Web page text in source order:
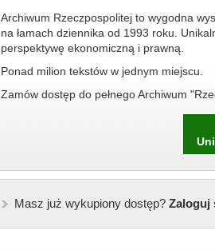
Archiwum Rzeczpospolitej to wygodna
na łamach dziennika od 1993 roku.
perspektywę ekonomiczną i prawną.
Ponad milion tekstów w jednym miejscu.
Zamów dostęp do pełnego Archiwum
Masz już wykupiony dostęp?Zaloguj